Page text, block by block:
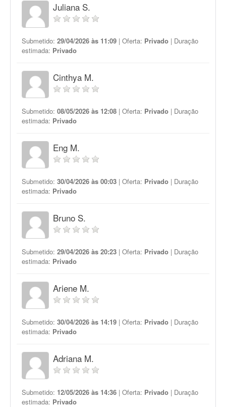
Juliana S.
Submetido: 29/04/2026 às 11:09 | Oferta: Privado | Duração
estimada: Privado
Cinthya M.
Submetido: 08/05/2026 às 12:08 | Oferta: Privado | Duração
estimada: Privado
Eng M.
Submetido: 30/04/2026 às 00:03 | Oferta: Privado | Duração
estimada: Privado
Bruno S.
Submetido: 29/04/2026 às 20:23 | Oferta: Privado | Duração
estimada: Privado
Ariene M.
Submetido: 30/04/2026 às 14:19 | Oferta: Privado | Duração
estimada: Privado
Adriana M.
Submetido: 12/05/2026 às 14:36 | Oferta: Privado | Duração
estimada: Privado